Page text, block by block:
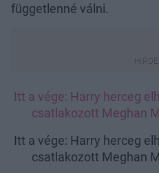
függetlenné válni.
Itt a vége: Harry herceg
csatlakozott Meghan
Itt a vége: Harry herceg
csatlakozott Meghan